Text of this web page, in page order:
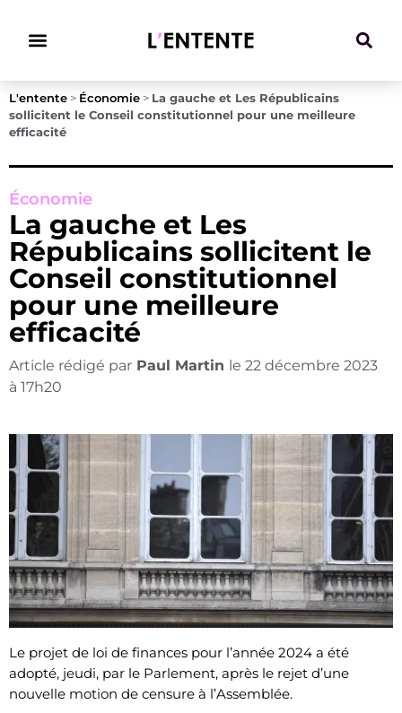
L'entente > Économie > La gauche et Les Républicains
sollicitent le Conseil constitutionnel pour une meilleure
efficacité
Économie
La gauche et Les
Républicains sollicitent le
Conseil constitutionnel
pour une meilleure
efficacité
Article rédigé par Paul Martin le 22 décembre 2023
à 17h20
Le projet de loi de finances pour l’année 2024 a été
adopté, jeudi, par le Parlement, après le rejet d’une
nouvelle motion de censure à l’Assemblée.